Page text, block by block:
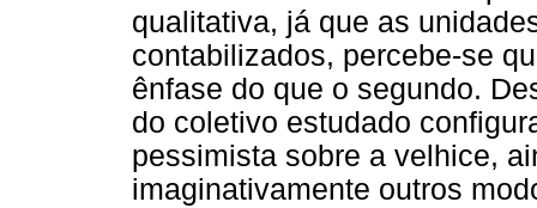
qualitativa, já que as
contabilizados, percebe-se
ênfase do que o segundo.
do coletivo estudado
pessimista sobre a velhice,
imaginativamente outros